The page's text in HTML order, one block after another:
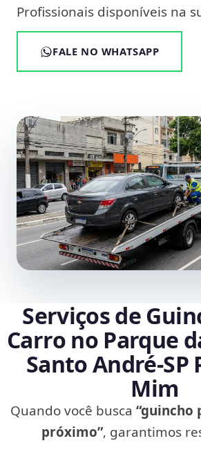
Profissionais disponíveis na
FALE NO WHATSAPP
Serviços de
Carro no Parque
Santo André‑SP
Mim
Quando você busca “guincho
próximo”, garantimos